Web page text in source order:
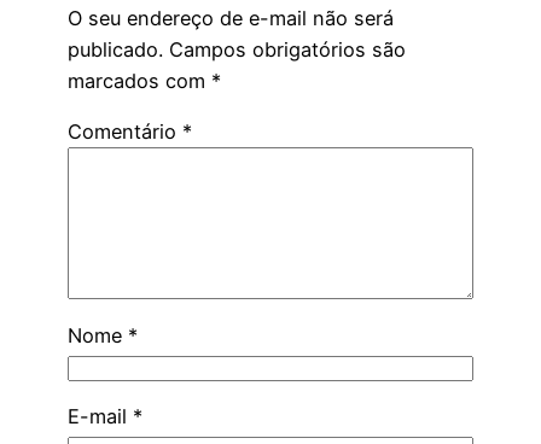
O seu endereço de e-mail não será
publicado. Campos obrigatórios são
marcados com *
Comentário *
Nome *
E-mail *